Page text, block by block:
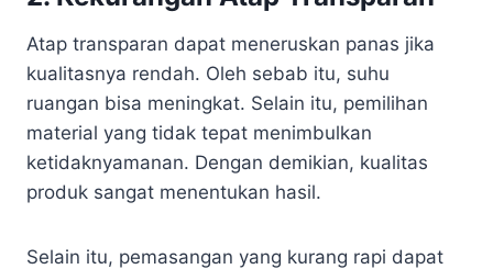
Atap transparan dapat meneruskan panas jika
kualitasnya rendah. Oleh sebab itu, suhu
ruangan bisa meningkat. Selain itu, pemilihan
material yang tidak tepat menimbulkan
ketidaknyamanan. Dengan demikian, kualitas
produk sangat menentukan hasil.
Selain itu, pemasangan yang kurang rapi dapat